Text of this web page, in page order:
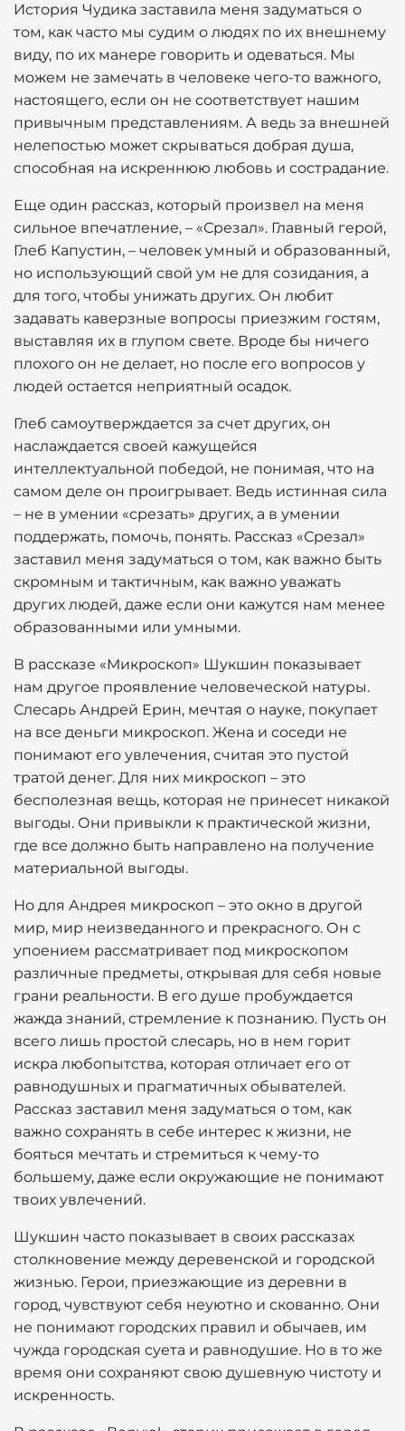
История Чудика заставила меня задуматься о
том, как часто мы судим о людях по их внешнему
виду, по их манере говорить и одеваться. Мы
можем не замечать в человеке чего-то важного,
настоящего, если он не соответствует нашим
привычным представлениям. А ведь за внешней
нелепостью может скрываться добрая душа,
способная на искреннюю любовь и сострадание.
Еще один рассказ, который произвел на меня
сильное впечатление, – «Срезал». Главный герой,
Глеб Капустин, – человек умный и образованный,
но использующий свой ум не для созидания, а
для того, чтобы унижать других. Он любит
задавать каверзные вопросы приезжим гостям,
выставляя их в глупом свете. Вроде бы ничего
плохого он не делает, но после его вопросов у
людей остается неприятный осадок.
Глеб самоутверждается за счет других, он
наслаждается своей кажущейся
интеллектуальной победой, не понимая, что на
самом деле он проигрывает. Ведь истинная сила
– не в умении «срезать» других, а в умении
поддержать, помочь, понять. Рассказ «Срезал»
заставил меня задуматься о том, как важно быть
скромным и тактичным, как важно уважать
других людей, даже если они кажутся нам менее
образованными или умными.
В рассказе «Микроскоп» Шукшин показывает
нам другое проявление человеческой натуры.
Слесарь Андрей Ерин, мечтая о науке, покупает
на все деньги микроскоп. Жена и соседи не
понимают его увлечения, считая это пустой
тратой денег. Для них микроскоп – это
бесполезная вещь, которая не принесет никакой
выгоды. Они привыкли к практической жизни,
где все должно быть направлено на получение
материальной выгоды.
Но для Андрея микроскоп – это окно в другой
мир, мир неизведанного и прекрасного. Он с
упоением рассматривает под микроскопом
различные предметы, открывая для себя новые
грани реальности. В его душе пробуждается
жажда знаний, стремление к познанию. Пусть он
всего лишь простой слесарь, но в нем горит
искра любопытства, которая отличает его от
равнодушных и прагматичных обывателей.
Рассказ заставил меня задуматься о том, как
важно сохранять в себе интерес к жизни, не
бояться мечтать и стремиться к чему-то
большему, даже если окружающие не понимают
твоих увлечений.
Шукшин часто показывает в своих рассказах
столкновение между деревенской и городской
жизнью. Герои, приезжающие из деревни в
город, чувствуют себя неуютно и скованно. Они
не понимают городских правил и обычаев, им
чужда городская суета и равнодушие. Но в то же
время они сохраняют свою душевную чистоту и
искренность.